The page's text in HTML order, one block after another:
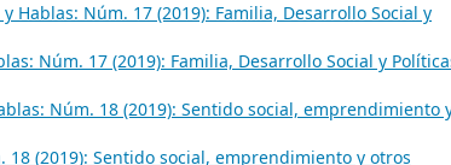
y Hablas: Núm. 17 (2019): Familia, Desarrollo Social y
Núm. 17 (2019): Familia, Desarrollo Social y
Núm. 18 (2019): Sentido social, emprendimiento
18 (2019): Sentido social, emprendimiento y otros